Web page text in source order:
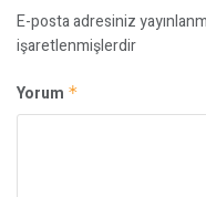
E-posta adresiniz
işaretlenmişlerdir
Yorum *